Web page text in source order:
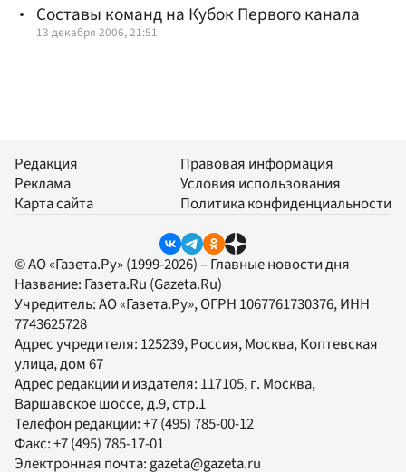
Составы команд на Кубок Первого канала
13 декабря 2006, 21:51
Редакция
Реклама
Карта сайта
Правовая информация
Условия использования
Политика конфиденциальности
© АО «Газета.Ру» (1999-2026) – Главные новости дня
Название: Газета.Ru (Gazeta.Ru)
Учредитель:АО «Газета.Ру», ОГРН 1067761730376, ИНН
7743625728
Адрес учредителя: 125239, Россия, Москва, Коптевская
улица, дом 67
Адрес редакции и издателя: 117105, г. Москва,
Варшавское шоссе, д.9, стр.1
Телефон редакции:+7 (495) 785-00-12
Факс:+7 (495) 785-17-01
Электронная почта: gazeta@gazeta.ru